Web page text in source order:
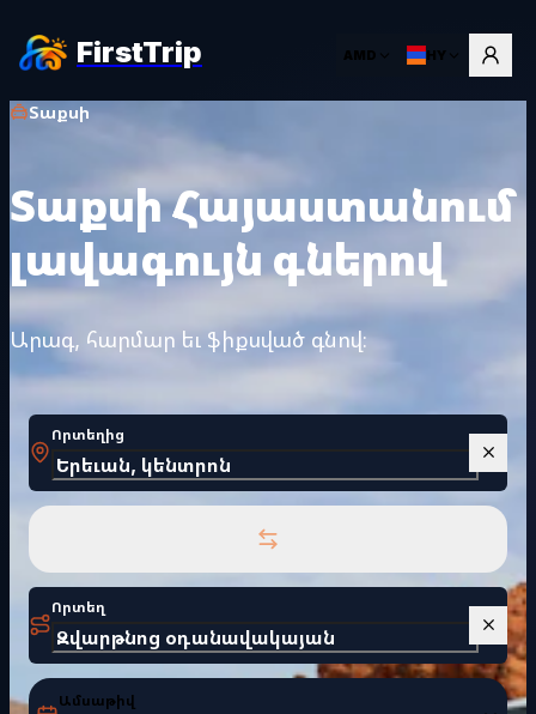
FirstTrip AMD HY
Տաքսի
Տաքսի Հայաստանում
լավագույն գներով
Արագ, հարմար եւ ֆիքսված գնով։
Որտեղից
Որտեղ
Ամսաթիվ